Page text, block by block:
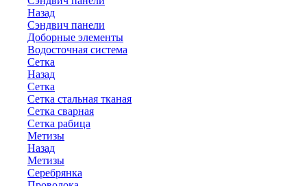
Назад
Сэндвич панели
Доборные элементы
Водосточная система
Сетка
Назад
Сетка
Сетка стальная тканая
Сетка сварная
Сетка рабица
Метизы
Назад
Метизы
Серебрянка